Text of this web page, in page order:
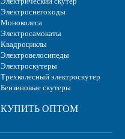
Электроснегоходы
Моноколеса
Электросамокаты
Квадроциклы
Электровелосипеды
Электроскутеры
Трехколесный электроскутер
Бензиновые скутеры
КУПИТЬ ОПТОМ